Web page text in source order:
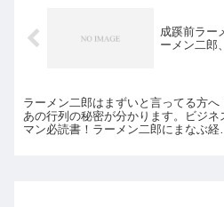
成蹊前ラー
ーメン二郎
ラーメン二郎はまずいと言ってる方へ
あの行列の秘密が分かります。ビジネ
マン必読書！ラーメン二郎にまなぶ経